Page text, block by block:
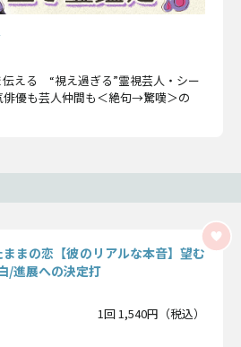
伝える “視え過ぎる”霊視芸人・シー
優も芸人仲間も＜絶句→驚嘆＞の
ままの恋【彼のリアルな本音】望む
/進展への決定打
1回 1,540円（税込）